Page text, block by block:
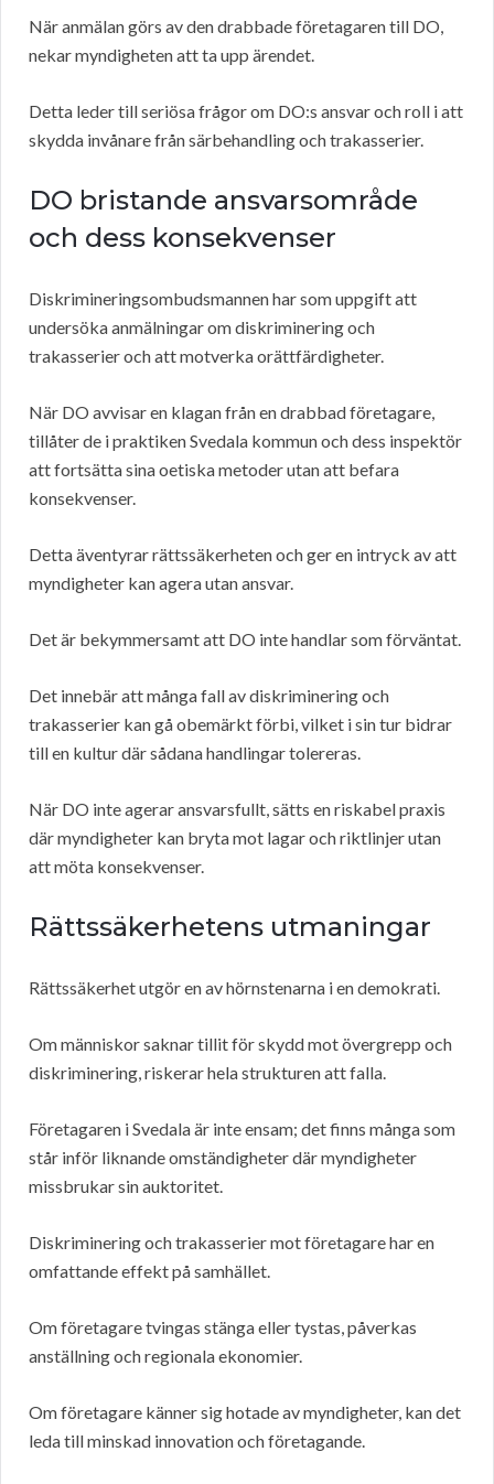
När anmälan görs av den drabbade företagaren till DO,
nekar myndigheten att ta upp ärendet.
Detta leder till seriösa frågor om DO:s ansvar och roll i att
skydda invånare från särbehandling och trakasserier.
DO bristande ansvarsområde
och dess konsekvenser
Diskrimineringsombudsmannen har som uppgift att
undersöka anmälningar om diskriminering och
trakasserier och att motverka orättfärdigheter.
När DO avvisar en klagan från en drabbad företagare,
tillåter de i praktiken Svedala kommun och dess inspektör
att fortsätta sina oetiska metoder utan att befara
konsekvenser.
Detta äventyrar rättssäkerheten och ger en intryck av att
myndigheter kan agera utan ansvar.
Det är bekymmersamt att DO inte handlar som förväntat.
Det innebär att många fall av diskriminering och
trakasserier kan gå obemärkt förbi, vilket i sin tur bidrar
till en kultur där sådana handlingar tolereras.
När DO inte agerar ansvarsfullt, sätts en riskabel praxis
där myndigheter kan bryta mot lagar och riktlinjer utan
att möta konsekvenser.
Rättssäkerhetens utmaningar
Rättssäkerhet utgör en av hörnstenarna i en demokrati.
Om människor saknar tillit för skydd mot övergrepp och
diskriminering, riskerar hela strukturen att falla.
Företagaren i Svedala är inte ensam; det finns många som
står inför liknande omständigheter där myndigheter
missbrukar sin auktoritet.
Diskriminering och trakasserier mot företagare har en
omfattande effekt på samhället.
Om företagare tvingas stänga eller tystas, påverkas
anställning och regionala ekonomier.
Om företagare känner sig hotade av myndigheter, kan det
leda till minskad innovation och företagande.